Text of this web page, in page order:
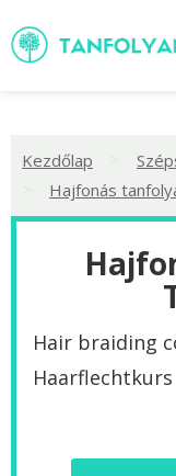
Kezdőlap
Hajfonás
Hair braiding
Haarflechtkurs